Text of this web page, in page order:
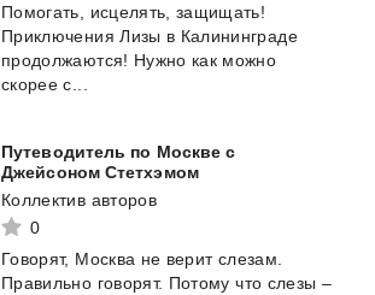
Помогать, исцелять, защищать!
Приключения Лизы в Калининграде
продолжаются! Нужно как можно
скорее с...
Путеводитель по Москве с
Джейсоном Стетхэмом
Коллектив авторов
0
Говорят, Москва не верит слезам.
Правильно говорят. Потому что слезы –